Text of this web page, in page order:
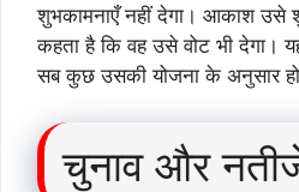
शुभकामनाएँ नहीं देगा। आकाश उसे
कहता है कि वह उसे वोट भी देगा।
सब कुछ उसकी योजना के अनुसार हो
चुनाव और